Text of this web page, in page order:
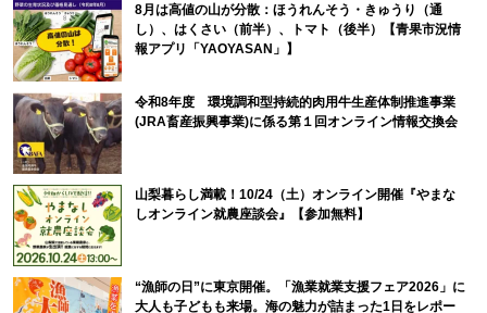
8月は高値の山が分散：ほうれんそう・きゅうり（通
し）、はくさい（前半）、トマト（後半）【青果市況情
報アプリ「YAOYASAN」】
令和8年度 環境調和型持続的肉用牛生産体制推進事業
(JRA畜産振興事業)に係る第１回オンライン情報交換会
山梨暮らし満載！10/24（土）オンライン開催『やまな
しオンライン就農座談会』【参加無料】
“漁師の日”に東京開催。「漁業就業支援フェア2026」に
大人も子どもも来場。海の魅力が詰まった1日をレポー